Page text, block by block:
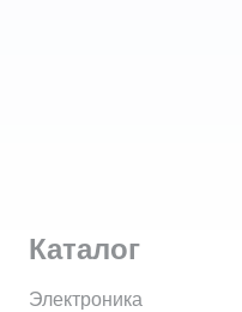
Каталог
Электроника